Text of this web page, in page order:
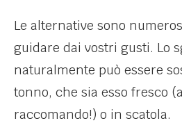
Le alternative sono
guidare dai vostri gusti. Lo
naturalmente può essere
tonno, che sia esso fresco
raccomando!) o in scatola.